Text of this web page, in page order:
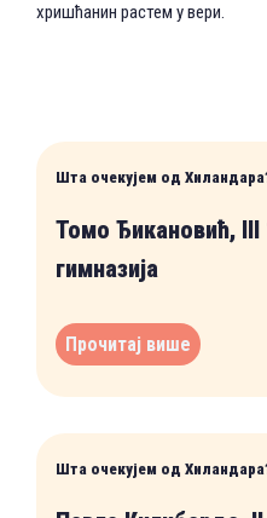
хришћанин растем у вери.
Шта очекујем од
Томо Ђикановић, III
гимназија
Прочитај више
Шта очекујем од